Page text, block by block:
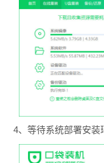
4、等待系统部署安装